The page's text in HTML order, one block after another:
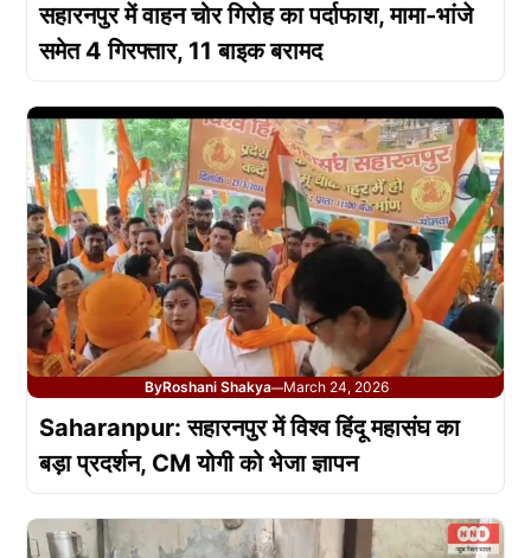
सहारनपुर में वाहन चोर गिरोह का पर्दाफाश, मामा-भांजे
समेत 4 गिरफ्तार, 11 बाइक बरामद
ByRoshani Shakya—March 24, 2026
Saharanpur: सहारनपुर में विश्व हिंदू महासंघ का
बड़ा प्रदर्शन, CM योगी को भेजा ज्ञापन